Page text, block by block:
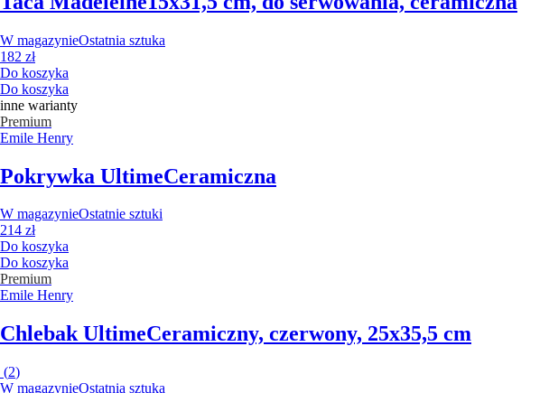
W magazynieOstatnia sztuka
182 zł
Do koszyka
Do koszyka
inne warianty
Premium
Emile Henry
Pokrywka UltimeCeramiczna
W magazynieOstatnie sztuki
214 zł
Do koszyka
Do koszyka
Premium
Emile Henry
Chlebak UltimeCeramiczny, czerwony, 25x35,5 cm
(2)
W magazynieOstatnia sztuka